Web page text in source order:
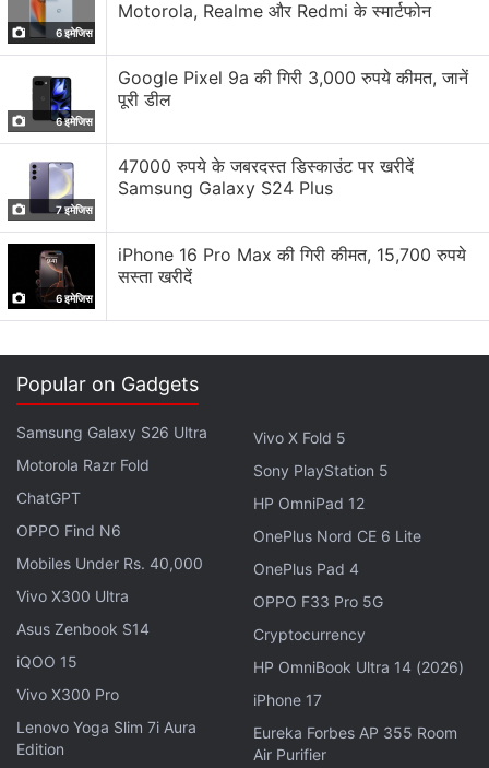
डिज़ाइन डिस्प्ले सॉफ्टवेयर परफॉर्मेंस
बैटरी लाइफ कैमरा वैल्यू फॉर मनी
खूबियां
Good battery life
Powerful processor
Decent daylight camera
Average low-light camera
notifications
शाओमी रेडमी नोट 9 का रिव्यू पढ़ें
शाओमी रेडमी 9 प्राइम
रिव्यू मुख्य स्पेसिफिकेशन
सॉफ्टवेयर
बैटरी लाइफ कैमरा वैल्यू फॉर मनी
खूबियां
Good battery life
performance
Preinstalled bloatware
शाओमी रेडमी 9 प्राइम का रिव्यू पढ़ें
see more
और लोकप्रियमोबाइल पर मिलने वाले
एक्सक्लूसिव ऑफर के लिए गैजेट्स 360एंड्रॉयडऐप डाउनलोड करें और
हमेंगूगल समाचारपर फॉलो करें।
6 इमेजिस
Motorola, Realme और Redmi के स्मार्टफोन
6 इमेजिस
Google Pixel 9a की गिरी 3,000 रुपये कीमत, जानें
पूरी डील
7 इमेजिस
47000 रुपये के जबरदस्त डिस्काउंट पर खरीदें
Samsung Galaxy S24 Plus
6 इमेजिस
iPhone 16 Pro Max की गिरी कीमत, 15,700 रुपये
सस्ता खरीदें
Popular on Gadgets
Samsung Galaxy S26 Ultra
Motorola Razr Fold
ChatGPT
OPPO Find N6
Mobiles Under Rs. 40,000
Vivo X300 Ultra
Asus Zenbook S14
iQOO 15
Vivo X300 Pro
Lenovo Yoga Slim 7i Aura
Edition
Vivo X Fold 5
Sony PlayStation 5
HP OmniPad 12
OnePlus Nord CE 6 Lite
OnePlus Pad 4
OPPO F33 Pro 5G
Cryptocurrency
HP OmniBook Ultra 14 (2026)
iPhone 17
Eureka Forbes AP 355 Room
Air Purifier